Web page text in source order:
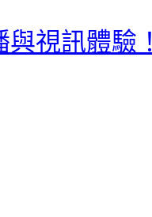
視訊體驗！